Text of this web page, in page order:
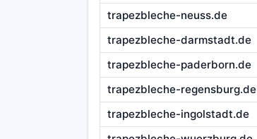
trapezbleche-neuss.de
trapezbleche-darmstadt.de
trapezbleche-paderborn.de
trapezbleche-regensburg.de
trapezbleche-ingolstadt.de